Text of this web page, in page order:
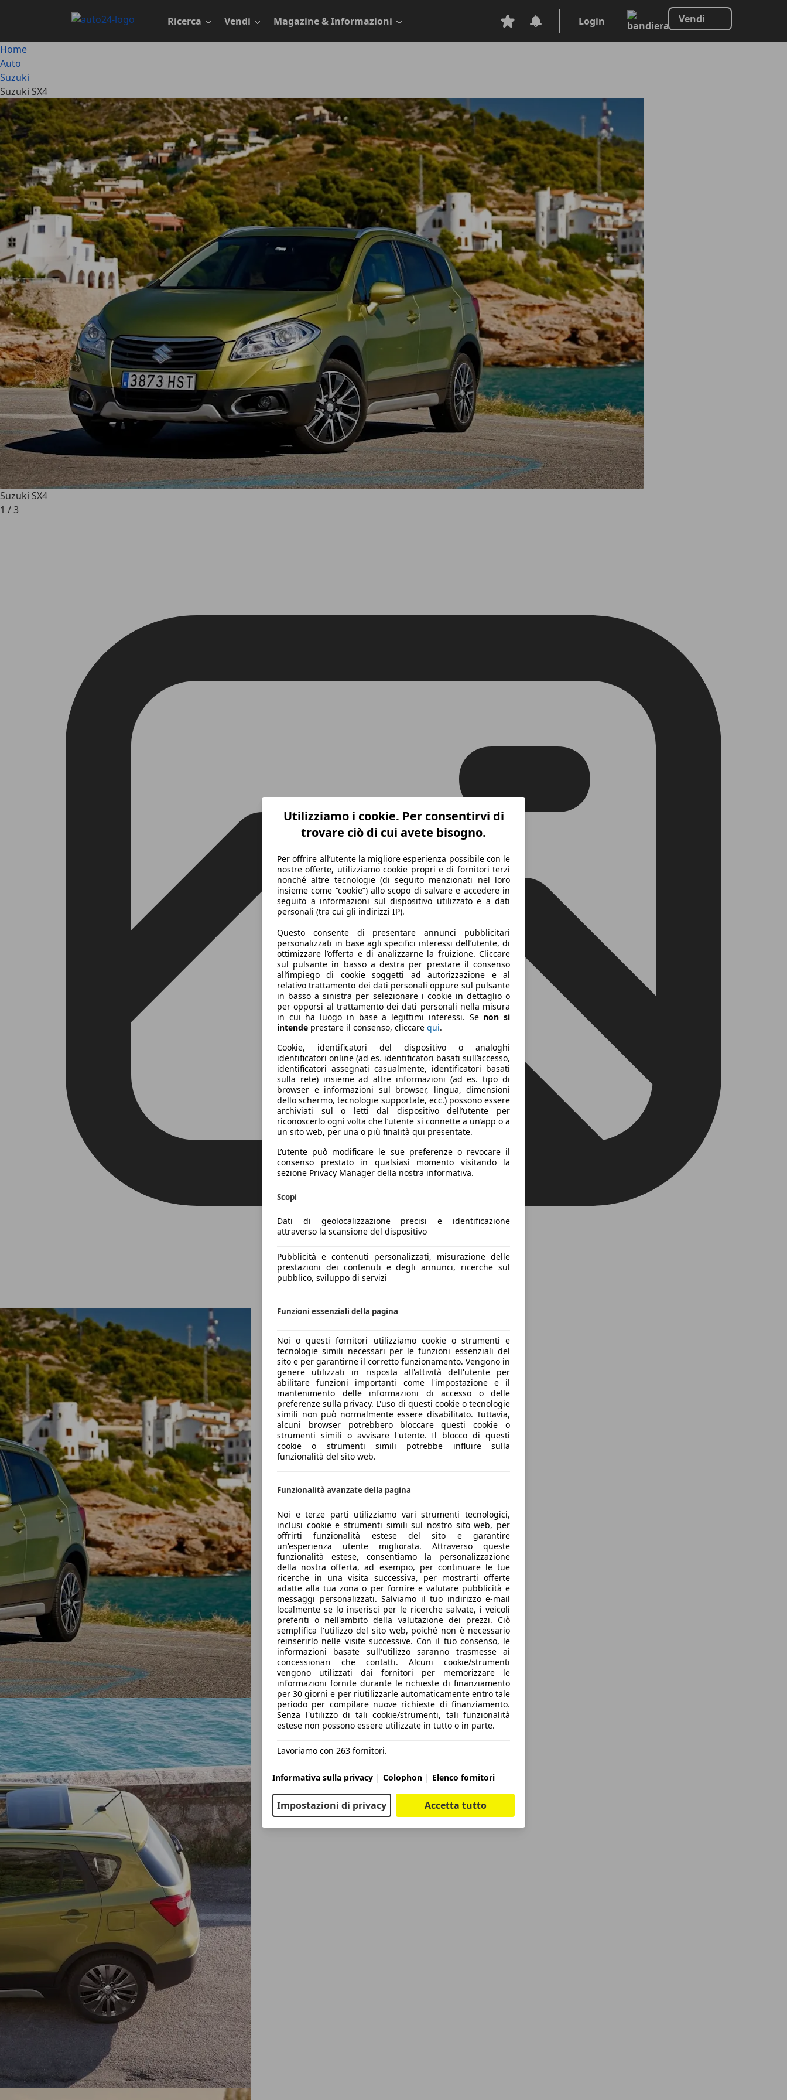
principale
Ricerca Vendi Magazine & Informazioni Login Vendi
Home
Auto
Suzuki
Suzuki SX4
Suzuki SX4
1 /3
Utilizziamo i cookie. Per consentirvi di
trovare ciò di cui avete bisogno.
Per offrire all’utente la migliore esperienza possibile con le
nostre offerte, utilizziamo cookie propri e di fornitori terzi
nonché altre tecnologie (di seguito menzionati nel loro
insieme come “cookie”) allo scopo di salvare e accedere in
seguito a informazioni sul dispositivo utilizzato e a dati
personali (tra cui gli indirizzi IP).
Questo consente di presentare annunci pubblicitari
personalizzati in base agli specifici interessi dell’utente, di
ottimizzare l’offerta e di analizzarne la fruizione. Cliccare
sul pulsante in basso a destra per prestare il consenso
all’impiego di cookie soggetti ad autorizzazione e al
relativo trattamento dei dati personali oppure sul pulsante
in basso a sinistra per selezionare i cookie in dettaglio o
per opporsi al trattamento dei dati personali nella misura
in cui ha luogo in base a legittimi interessi. Se non si
intende prestare il consenso, cliccare qui.
Cookie, identificatori del dispositivo o analoghi
identificatori online (ad es. identificatori basati sull’accesso,
identificatori assegnati casualmente, identificatori basati
sulla rete) insieme ad altre informazioni (ad es. tipo di
browser e informazioni sul browser, lingua, dimensioni
dello schermo, tecnologie supportate, ecc.) possono essere
archiviati sul o letti dal dispositivo dell’utente per
riconoscerlo ogni volta che l’utente si connette a un’app o a
un sito web, per una o più finalità qui presentate.
L’utente può modificare le sue preferenze o revocare il
consenso prestato in qualsiasi momento visitando la
sezione Privacy Manager della nostra informativa.
Scopi
Dati di geolocalizzazione precisi e identificazione
attraverso la scansione del dispositivo
Pubblicità e contenuti personalizzati, misurazione delle
prestazioni dei contenuti e degli annunci, ricerche sul
pubblico, sviluppo di servizi
Funzioni essenziali della pagina
Noi o questi fornitori utilizziamo cookie o strumenti e
tecnologie simili necessari per le funzioni essenziali del
sito e per garantirne il corretto funzionamento. Vengono in
genere utilizzati in risposta all'attività dell'utente per
abilitare funzioni importanti come l'impostazione e il
mantenimento delle informazioni di accesso o delle
preferenze sulla privacy. L'uso di questi cookie o tecnologie
simili non può normalmente essere disabilitato. Tuttavia,
alcuni browser potrebbero bloccare questi cookie o
strumenti simili o avvisare l'utente. Il blocco di questi
cookie o strumenti simili potrebbe influire sulla
funzionalità del sito web.
Funzionalità avanzate della pagina
Noi e terze parti utilizziamo vari strumenti tecnologici,
inclusi cookie e strumenti simili sul nostro sito web, per
offrirti funzionalità estese del sito e garantire
un'esperienza utente migliorata. Attraverso queste
funzionalità estese, consentiamo la personalizzazione
della nostra offerta, ad esempio, per continuare le tue
ricerche in una visita successiva, per mostrarti offerte
adatte alla tua zona o per fornire e valutare pubblicità e
messaggi personalizzati. Salviamo il tuo indirizzo e-mail
localmente se lo inserisci per le ricerche salvate, i veicoli
preferiti o nell'ambito della valutazione dei prezzi. Ciò
semplifica l'utilizzo del sito web, poiché non è necessario
reinserirlo nelle visite successive. Con il tuo consenso, le
informazioni basate sull'utilizzo saranno trasmesse ai
concessionari che contatti. Alcuni cookie/strumenti
vengono utilizzati dai fornitori per memorizzare le
informazioni fornite durante le richieste di finanziamento
per 30 giorni e per riutilizzarle automaticamente entro tale
periodo per compilare nuove richieste di finanziamento.
Senza l'utilizzo di tali cookie/strumenti, tali funzionalità
estese non possono essere utilizzate in tutto o in parte.
Lavoriamo con 263 fornitori.
Informativa sulla privacy | Colophon | Elenco fornitori
Impostazioni di privacy Accetta tutto